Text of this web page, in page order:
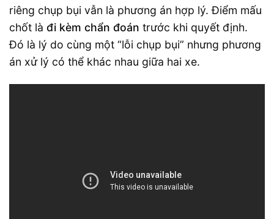
riêng chụp bụi vẫn là phương án hợp lý. Điểm mấu
chốt là đi kèm chẩn đoán trước khi quyết định.
Đó là lý do cùng một “lỗi chụp bụi” nhưng phương
án xử lý có thể khác nhau giữa hai xe.